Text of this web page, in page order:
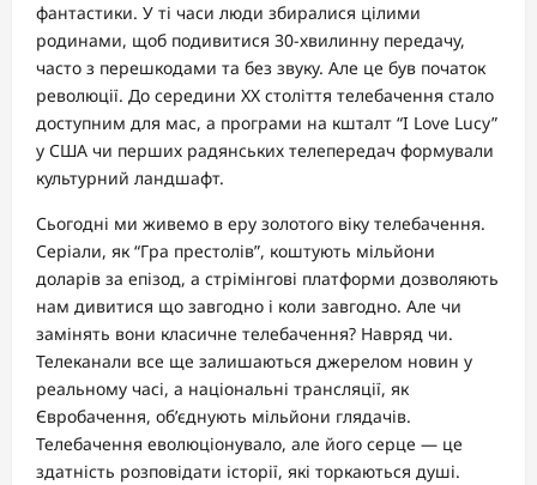
фантастики. У ті часи люди збиралися цілими
родинами, щоб подивитися 30-хвилинну передачу,
часто з перешкодами та без звуку. Але це був початок
революції. До середини ХХ століття телебачення стало
доступним для мас, а програми на кшталт “I Love Lucy”
у США чи перших радянських телепередач формували
культурний ландшафт.
Сьогодні ми живемо в еру золотого віку телебачення.
Серіали, як “Гра престолів”, коштують мільйони
доларів за епізод, а стрімінгові платформи дозволяють
нам дивитися що завгодно і коли завгодно. Але чи
замінять вони класичне телебачення? Навряд чи.
Телеканали все ще залишаються джерелом новин у
реальному часі, а національні трансляції, як
Євробачення, об’єднують мільйони глядачів.
Телебачення еволюціонувало, але його серце — це
здатність розповідати історії, які торкаються душі.